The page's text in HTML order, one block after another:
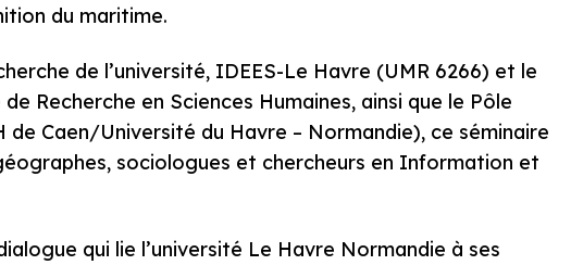
du maritime.
de l’université, IDEES-Le Havre (UMR 6266) et le
Recherche en Sciences Humaines, ainsi que le Pôle
de Caen/Université du Havre – Normandie), ce séminaire
sociologues et chercheurs en Information et
qui lie l’université Le Havre Normandie à ses